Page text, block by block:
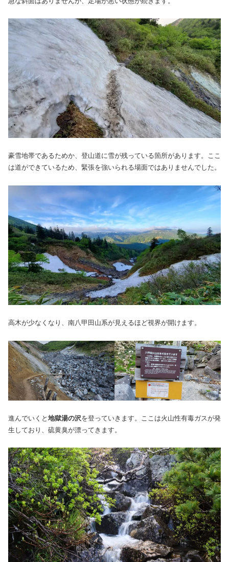
豪雪地帯であるためか、登山道に雪が残っている箇所があります。ここ
は道ができているため、緊張を強いられる場面ではありませんでした。
高木が少なくなり、南八甲田山系が見えるほど視界が開けます。
進んでいくと 地獄湯の沢を登っていきます。ここは火山性有毒ガスが発
生しており、硫黄臭が漂ってきます。